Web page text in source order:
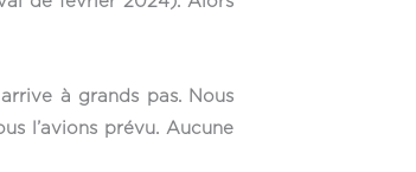
à grands pas. Nous
l’avions prévu. Aucune